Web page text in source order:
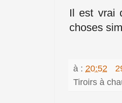
Il est vrai
choses
à : 20:52
Tiroirs à